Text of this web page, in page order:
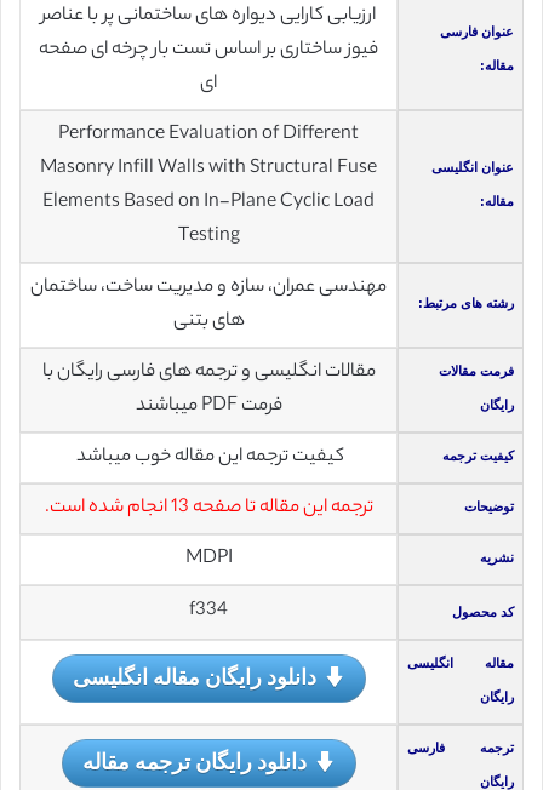
عنوان فارسی
مقاله:
ارزیابی کارایی دیواره های ساختمانی پر با عناصر
فیوز ساختاری بر اساس تست بار چرخه ای صفحه
ای
عنوان انگلیسی
مقاله:
Performance Evaluation of Different
Masonry Infill Walls with Structural Fuse
Elements Based on In-Plane Cyclic Load
Testing
رشته های مرتبط:
مهندسی عمران، سازه و مدیریت ساخت، ساختمان
های بتنی
فرمت مقالات
رایگان
مقالات انگلیسی و ترجمه های فارسی رایگان با
فرمت PDF میباشند
کیفیت ترجمه کیفیت ترجمه این مقاله خوب میباشد
توضیحات ترجمه این مقاله تا صفحه 13 انجام شده است.
نشریه MDPI
کد محصول f334
مقاله انگلیسی
رایگان
دانلود رایگان مقاله انگلیسی
ترجمه فارسی
رایگان
دانلود رایگان ترجمه مقاله